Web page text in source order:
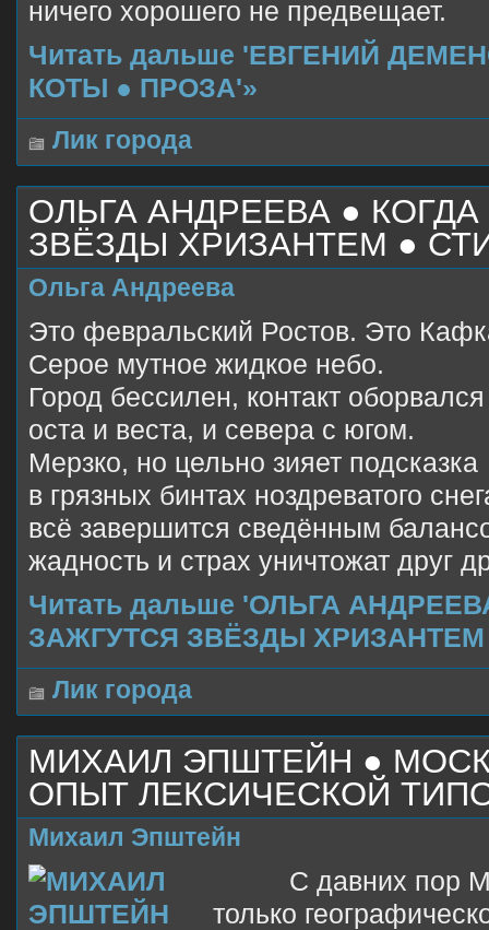
ничего хорошего не предвещает.
Читать дальше 'ЕВГЕНИЙ
КОТЫ ● ПРОЗА'»
Лик города
ОЛЬГА АНДРЕЕВА ●
ЗВЁЗДЫ ХРИЗАНТЕМ ●
Ольга Андреева
Это февральский Ростов. Это
Серое мутное жидкое небо.
Город бессилен, контакт оборвался
оста и веста, и севера с югом.
Мерзко, но цельно зияет подсказка
в грязных бинтах ноздреватого
всё завершится сведённым
жадность и страх уничтожат друг
Читать дальше 'ОЛЬГА
ЗАЖГУТСЯ ЗВЁЗДЫ ХРИЗАНТЕМ
Лик города
МИХАИЛ ЭПШТЕЙН ●
ОПЫТ ЛЕКСИЧЕСКОЙ
Михаил Эпштейн
С давних пор
только